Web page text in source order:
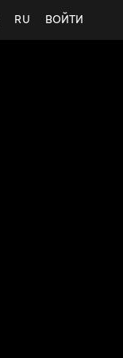
ВОЙТИ
RU